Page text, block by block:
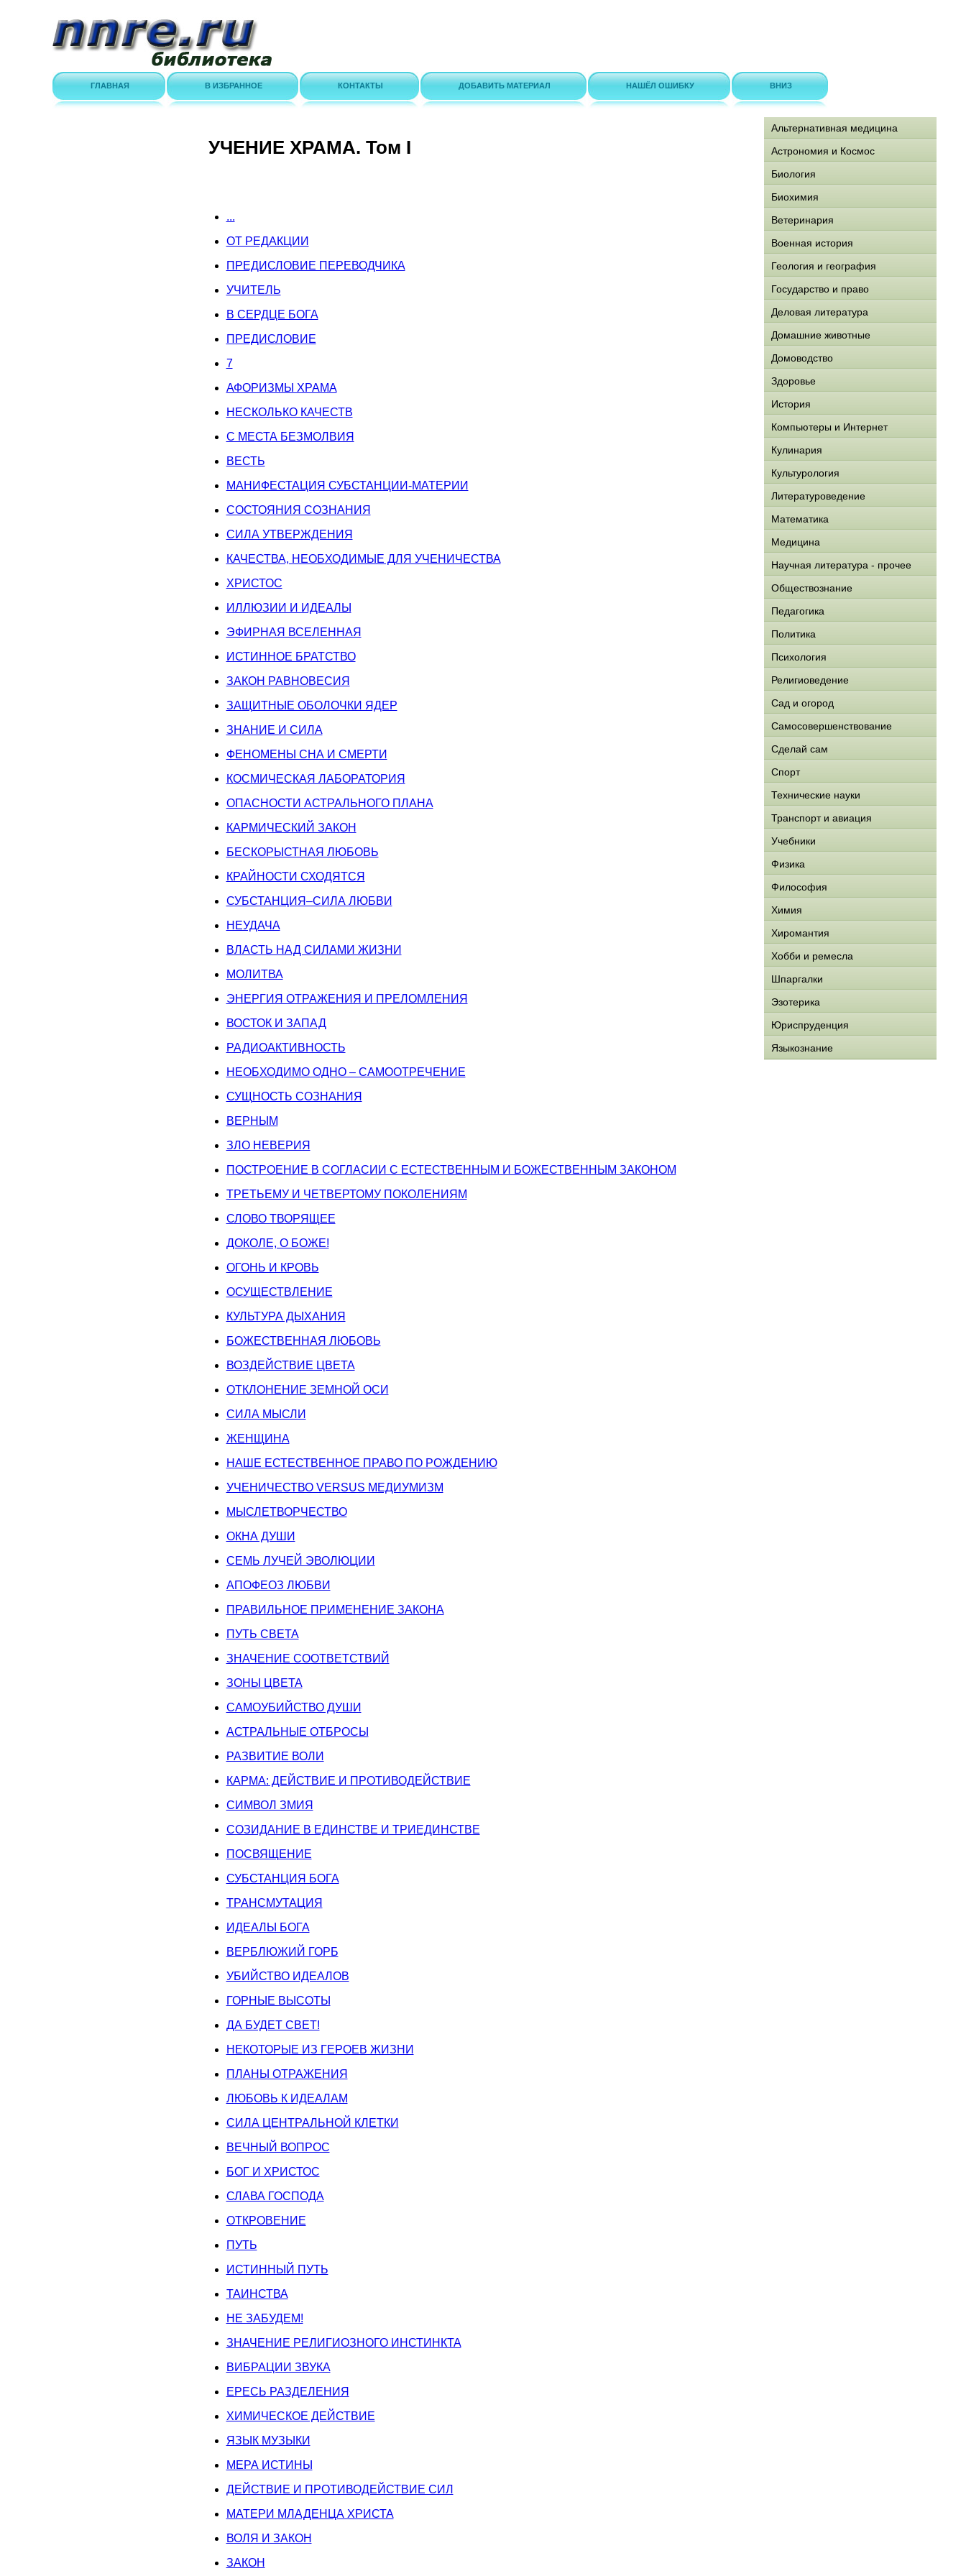
ГЛАВНАЯ В ИЗБРАННОЕ КОНТАКТЫ ДОБАВИТЬ МАТЕРИАЛ НАШЁЛ ОШИБКУ ВНИЗ
УЧЕНИЕ ХРАМА. Том I
...
ОТ РЕДАКЦИИ
ПРЕДИСЛОВИЕ ПЕРЕВОДЧИКА
УЧИТЕЛЬ
В СЕРДЦЕ БОГА
ПРЕДИСЛОВИЕ
7
АФОРИЗМЫ ХРАМА
НЕСКОЛЬКО КАЧЕСТВ
С МЕСТА БЕЗМОЛВИЯ
ВЕСТЬ
МАНИФЕСТАЦИЯ СУБСТАНЦИИ-МАТЕРИИ
СОСТОЯНИЯ СОЗНАНИЯ
СИЛА УТВЕРЖДЕНИЯ
КАЧЕСТВА, НЕОБХОДИМЫЕ ДЛЯ УЧЕНИЧЕСТВА
ХРИСТОС
ИЛЛЮЗИИ И ИДЕАЛЫ
ЭФИРНАЯ ВСЕЛЕННАЯ
ИСТИННОЕ БРАТСТВО
ЗАКОН РАВНОВЕСИЯ
ЗАЩИТНЫЕ ОБОЛОЧКИ ЯДЕР
ЗНАНИЕ И СИЛА
ФЕНОМЕНЫ СНА И СМЕРТИ
КОСМИЧЕСКАЯ ЛАБОРАТОРИЯ
ОПАСНОСТИ АСТРАЛЬНОГО ПЛАНА
КАРМИЧЕСКИЙ ЗАКОН
БЕСКОРЫСТНАЯ ЛЮБОВЬ
КРАЙНОСТИ СХОДЯТСЯ
СУБСТАНЦИЯ–СИЛА ЛЮБВИ
НЕУДАЧА
ВЛАСТЬ НАД СИЛАМИ ЖИЗНИ
МОЛИТВА
ЭНЕРГИЯ ОТРАЖЕНИЯ И ПРЕЛОМЛЕНИЯ
ВОСТОК И ЗАПАД
РАДИОАКТИВНОСТЬ
НЕОБХОДИМО ОДНО – САМООТРЕЧЕНИЕ
СУЩНОСТЬ СОЗНАНИЯ
ВЕРНЫМ
ЗЛО НЕВЕРИЯ
ПОСТРОЕНИЕ В СОГЛАСИИ С ЕСТЕСТВЕННЫМ И БОЖЕСТВЕННЫМ ЗАКОНОМ
ТРЕТЬЕМУ И ЧЕТВЕРТОМУ ПОКОЛЕНИЯМ
СЛОВО ТВОРЯЩЕЕ
ДОКОЛЕ, О БОЖЕ!
ОГОНЬ И КРОВЬ
ОСУЩЕСТВЛЕНИЕ
КУЛЬТУРА ДЫХАНИЯ
БОЖЕСТВЕННАЯ ЛЮБОВЬ
ВОЗДЕЙСТВИЕ ЦВЕТА
ОТКЛОНЕНИЕ ЗЕМНОЙ ОСИ
СИЛА МЫСЛИ
ЖЕНЩИНА
НАШЕ ЕСТЕСТВЕННОЕ ПРАВО ПО РОЖДЕНИЮ
УЧЕНИЧЕСТВО VERSUS МЕДИУМИЗМ
МЫСЛЕТВОРЧЕСТВО
ОКНА ДУШИ
СЕМЬ ЛУЧЕЙ ЭВОЛЮЦИИ
АПОФЕОЗ ЛЮБВИ
ПРАВИЛЬНОЕ ПРИМЕНЕНИЕ ЗАКОНА
ПУТЬ СВЕТА
ЗНАЧЕНИЕ СООТВЕТСТВИЙ
ЗОНЫ ЦВЕТА
САМОУБИЙСТВО ДУШИ
АСТРАЛЬНЫЕ ОТБРОСЫ
РАЗВИТИЕ ВОЛИ
КАРМА: ДЕЙСТВИЕ И ПРОТИВОДЕЙСТВИЕ
СИМВОЛ ЗМИЯ
СОЗИДАНИЕ В ЕДИНСТВЕ И ТРИЕДИНСТВЕ
ПОСВЯЩЕНИЕ
СУБСТАНЦИЯ БОГА
ТРАНСМУТАЦИЯ
ИДЕАЛЫ БОГА
ВЕРБЛЮЖИЙ ГОРБ
УБИЙСТВО ИДЕАЛОВ
ГОРНЫЕ ВЫСОТЫ
ДА БУДЕТ СВЕТ!
НЕКОТОРЫЕ ИЗ ГЕРОЕВ ЖИЗНИ
ПЛАНЫ ОТРАЖЕНИЯ
ЛЮБОВЬ К ИДЕАЛАМ
СИЛА ЦЕНТРАЛЬНОЙ КЛЕТКИ
ВЕЧНЫЙ ВОПРОС
БОГ И ХРИСТОС
СЛАВА ГОСПОДА
ОТКРОВЕНИЕ
ПУТЬ
ИСТИННЫЙ ПУТЬ
ТАИНСТВА
НЕ ЗАБУДЕМ!
ЗНАЧЕНИЕ РЕЛИГИОЗНОГО ИНСТИНКТА
ВИБРАЦИИ ЗВУКА
ЕРЕСЬ РАЗДЕЛЕНИЯ
ХИМИЧЕСКОЕ ДЕЙСТВИЕ
ЯЗЫК МУЗЫКИ
МЕРА ИСТИНЫ
ДЕЙСТВИЕ И ПРОТИВОДЕЙСТВИЕ СИЛ
МАТЕРИ МЛАДЕНЦА ХРИСТА
ВОЛЯ И ЗАКОН
ЗАКОН
Альтернативная медицина
Астрономия и Космос
Биология
Биохимия
Ветеринария
Военная история
Геология и география
Государство и право
Деловая литература
Домашние животные
Домоводство
Здоровье
История
Компьютеры и Интернет
Кулинария
Культурология
Литературоведение
Математика
Медицина
Научная литература - прочее
Обществознание
Педагогика
Политика
Психология
Религиоведение
Сад и огород
Самосовершенствование
Сделай сам
Спорт
Технические науки
Транспорт и авиация
Учебники
Физика
Философия
Химия
Хиромантия
Хобби и ремесла
Шпаргалки
Эзотерика
Юриспруденция
Языкознание